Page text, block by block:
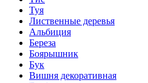
Туя
Лиственные деревья
Альбиция
Береза
Боярышник
Бук
Вишня декоративная